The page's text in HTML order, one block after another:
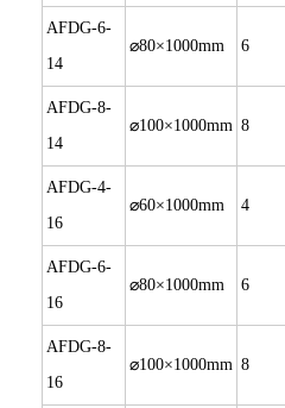
AFDG-6-
14
⌀80×1000mm 6
AFDG-8-
14
⌀100×1000mm 8
AFDG-4-
16
⌀60×1000mm 4
AFDG-6-
16
⌀80×1000mm 6
AFDG-8-
16
⌀100×1000mm 8